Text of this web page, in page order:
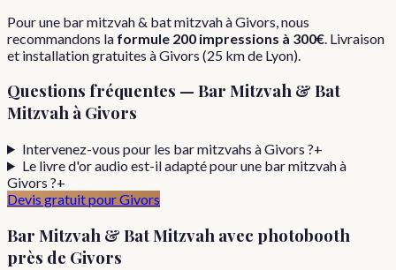
Pourune bar mitzvah & bat mitzvahàGivors , nous
recommandons la formule 200 impressions à 300€ . Livraison
et installation gratuites àGivors (25 km de Lyon).
Questions fréquentes — Bar Mitzvah & Bat
Mitzvah à Givors
Intervenez-vous pour les bar mitzvahs à Givors ?+
Le livre d'or audio est-il adapté pour une bar mitzvah à
Givors ?+
Devis gratuit pourGivors
Bar Mitzvah & Bat Mitzvah avec photobooth
près de Givors